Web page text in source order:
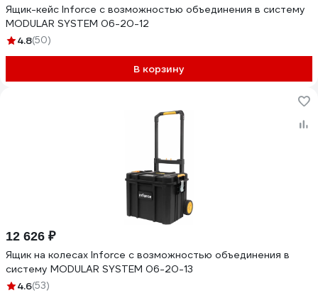
Ящик-кейс Inforce с возможностью объединения в систему
MODULAR SYSTEM 06-20-12
4.8(50)
В корзину
12 626 ₽
Ящик на колесах Inforce с возможностью объединения в
систему MODULAR SYSTEM 06-20-13
4.6(53)